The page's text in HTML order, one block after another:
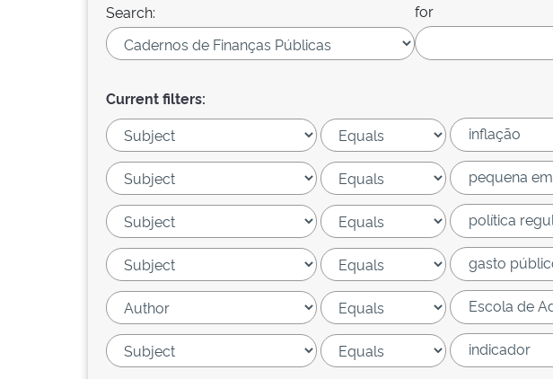
Search: for
Current filters: